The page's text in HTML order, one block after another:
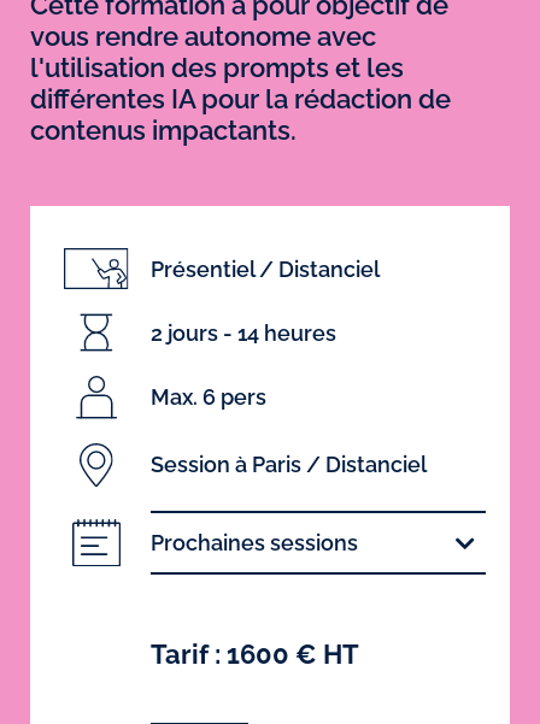
vous rendre autonome avec
l'utilisation des prompts et les
différentes IA pour la rédaction de
contenus impactants.
Présentiel / Distanciel
2 jours - 14 heures
Max. 6 pers
Session à Paris / Distanciel
Prochaines sessions
Tarif : 1600 € HT